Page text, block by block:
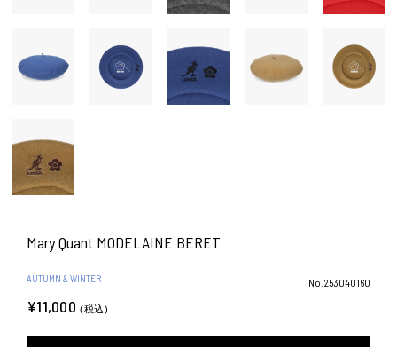
Mary Quant MODELAINE BERET
AUTUMN & WINTER No.253040160
¥11,000 (税込)